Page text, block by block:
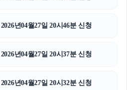
년04월27일 20시46분 신청
년04월27일 20시37분 신청
년04월27일 20시32분 신청